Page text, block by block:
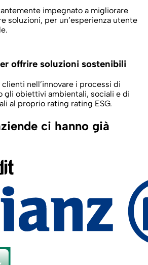
impegnato a migliorare
soluzioni, per un’esperienza utente
offrire soluzioni sostenibili
nell’innovare i processi di
gli obiettivi ambientali, sociali e di
al proprio rating rating ESG.
ci hanno già